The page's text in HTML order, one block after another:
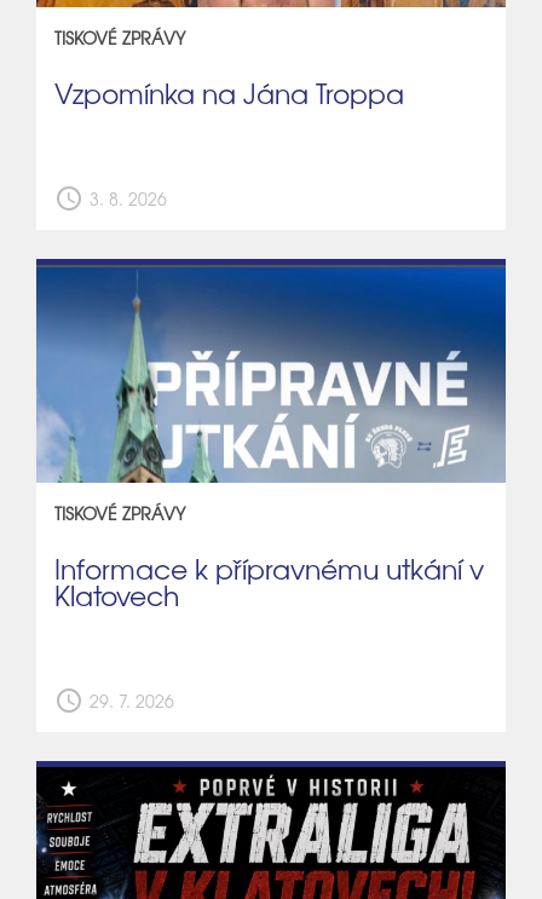
TISKOVÉ ZPRÁVY
Vzpomínka na Jána Troppa
schedule 3. 8. 2026
TISKOVÉ ZPRÁVY
Informace k přípravnému utkání v
Klatovech
schedule 29. 7. 2026